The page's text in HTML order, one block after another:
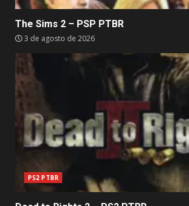
The Sims 2 – PSP PTBR
3 de agosto de 2026
PS2 PTBR